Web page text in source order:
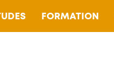
FORMATION